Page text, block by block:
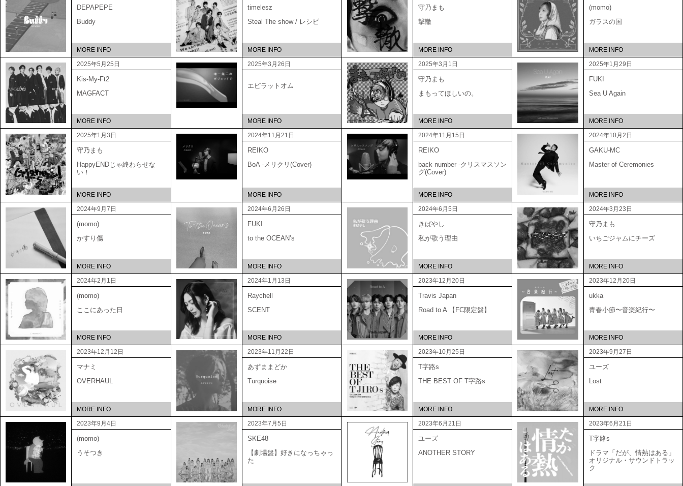
DEPAPEPE
Buddy
MORE INFO
timelesz
Steal The show / レシピ
MORE INFO
守乃まも
撃轍
MORE INFO
(momo)
ガラスの国
MORE INFO
2025年5月25日
Kis-My-Ft2
MAGFACT
MORE INFO
2025年3月26日
エピラットオム
MORE INFO
2025年3月1日
守乃まも
まもってほしいの。
MORE INFO
2025年1月29日
FUKI
Sea U Again
MORE INFO
2025年1月3日
守乃まも
HappyENDじゃ終わらせな
い！
MORE INFO
2024年11月21日
REIKO
BoA -メリクリ(Cover)
MORE INFO
2024年11月15日
REIKO
back number -クリスマスソン
グ(Cover)
MORE INFO
2024年10月2日
GAKU-MC
Master of Ceremonies
MORE INFO
2024年9月7日
(momo)
かすり傷
MORE INFO
2024年6月26日
FUKI
to the OCEAN’s
MORE INFO
2024年6月5日
きばやし
私が歌う理由
MORE INFO
2024年3月23日
守乃まも
いちごジャムにチーズ
MORE INFO
2024年2月1日
(momo)
ここにあった日
MORE INFO
2024年1月13日
Raychell
SCENT
MORE INFO
2023年12月20日
Travis Japan
Road to A 【FC限定盤】
MORE INFO
2023年12月20日
ukka
青春小節〜音楽紀行〜
MORE INFO
2023年12月12日
マナミ
OVERHAUL
MORE INFO
2023年11月22日
あずままどか
Turquoise
MORE INFO
2023年10月25日
T字路s
THE BEST OF T字路s
MORE INFO
2023年9月27日
ユーズ
Lost
MORE INFO
2023年9月4日
(momo)
うそつき
2023年7月5日
SKE48
【劇場盤】好きになっちゃっ
た
2023年6月21日
ユーズ
ANOTHER STORY
2023年6月21日
T字路s
ドラマ「だが、情熱はある」
オリジナル・サウンドトラッ
ク